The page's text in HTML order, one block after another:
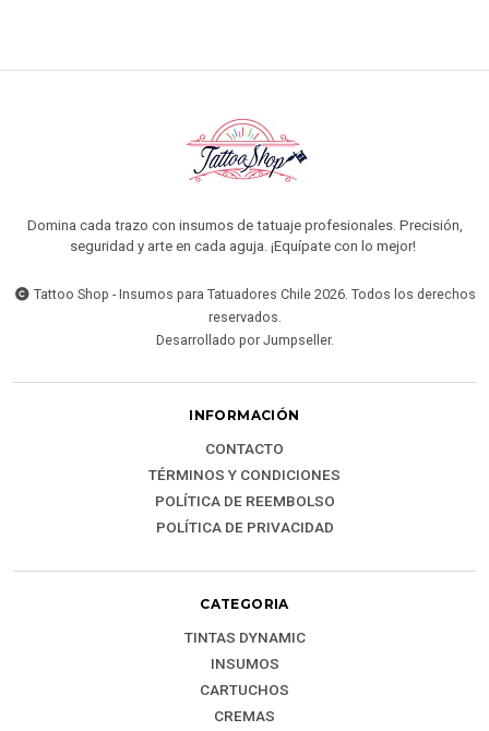
Domina cada trazo con insumos de tatuaje profesionales. Precisión,
seguridad y arte en cada aguja. ¡Equípate con lo mejor!
Tattoo Shop - Insumos para Tatuadores Chile 2026. Todos los derechos
reservados.
Desarrollado por Jumpseller.
INFORMACIÓN
CONTACTO
TÉRMINOS Y CONDICIONES
POLÍTICA DE REEMBOLSO
POLÍTICA DE PRIVACIDAD
CATEGORIA
TINTAS DYNAMIC
INSUMOS
CARTUCHOS
CREMAS